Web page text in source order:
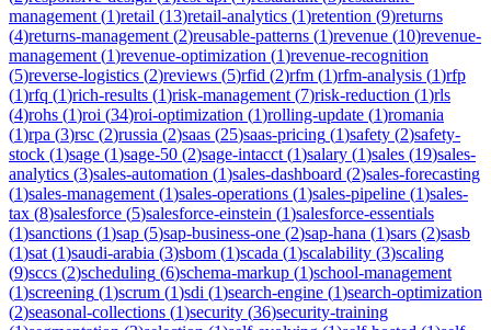
management (1)retail (13)retail-analytics (1)retention (9)returns
(4)returns-management (2)reusable-patterns (1)revenue (10)revenue-
management (1)revenue-optimization (1)revenue-recognition
(5)reverse-logistics (2)reviews (5)rfid (2)rfm (1)rfm-analysis (1)rfp
(1)rfq (1)rich-results (1)risk-management (7)risk-reduction (1)rls
(4)rohs (1)roi (34)roi-optimization (1)rolling-update (1)romania
(1)rpa (3)rsc (2)russia (2)saas (25)saas-pricing (1)safety (2)safety-
stock (1)sage (1)sage-50 (2)sage-intacct (1)salary (1)sales (19)sales-
analytics (3)sales-automation (1)sales-dashboard (2)sales-forecasting
(1)sales-management (1)sales-operations (1)sales-pipeline (1)sales-
tax (8)salesforce (5)salesforce-einstein (1)salesforce-essentials
(1)sanctions (1)sap (5)sap-business-one (2)sap-hana (1)sars (2)sasb
(1)sat (1)saudi-arabia (3)sbom (1)scada (1)scalability (3)scaling
(9)sccs (2)scheduling (6)schema-markup (1)school-management
(1)screening (1)scrum (1)sdi (1)search-engine (1)search-optimization
(2)seasonal-collections (1)security (36)security-training